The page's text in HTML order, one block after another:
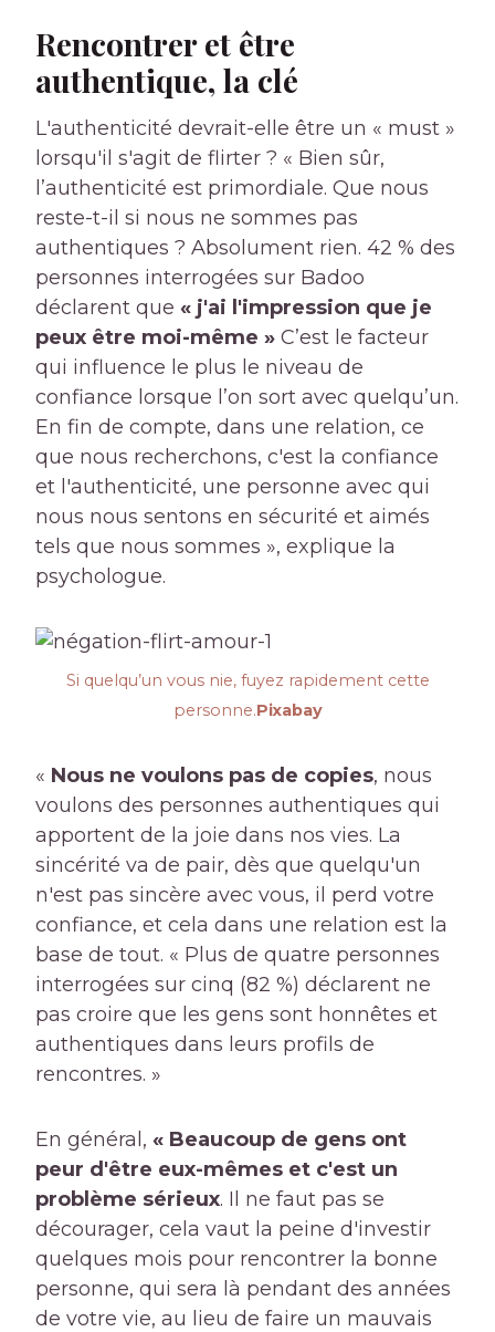
Rencontrer et être
authentique, la clé
L'authenticité devrait-elle être un « must »
lorsqu'il s'agit de flirter ? « Bien sûr,
l’authenticité est primordiale. Que nous
reste-t-il si nous ne sommes pas
authentiques ? Absolument rien. 42 % des
personnes interrogées sur Badoo
déclarent que « j'ai l'impression que je
peux être moi-même » C’est le facteur
qui influence le plus le niveau de
confiance lorsque l’on sort avec quelqu’un.
En fin de compte, dans une relation, ce
que nous recherchons, c'est la confiance
et l'authenticité, une personne avec qui
nous nous sentons en sécurité et aimés
tels que nous sommes », explique la
psychologue.
Si quelqu’un vous nie, fuyez rapidement cette
personne.Pixabay
« Nous ne voulons pas de copies, nous
voulons des personnes authentiques qui
apportent de la joie dans nos vies. La
sincérité va de pair, dès que quelqu'un
n'est pas sincère avec vous, il perd votre
confiance, et cela dans une relation est la
base de tout. « Plus de quatre personnes
interrogées sur cinq (82 %) déclarent ne
pas croire que les gens sont honnêtes et
authentiques dans leurs profils de
rencontres. »
En général, « Beaucoup de gens ont
peur d'être eux-mêmes et c'est un
problème sérieux. Il ne faut pas se
décourager, cela vaut la peine d'investir
quelques mois pour rencontrer la bonne
personne, qui sera là pendant des années
de votre vie, au lieu de faire un mauvais